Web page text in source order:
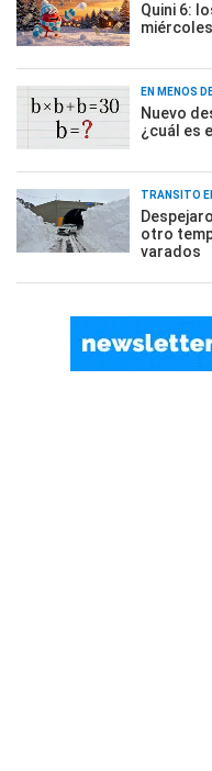
Quini 6:
EN MENOS
Nuevo
¿cuál es
TRÁNSITO
otro
varados